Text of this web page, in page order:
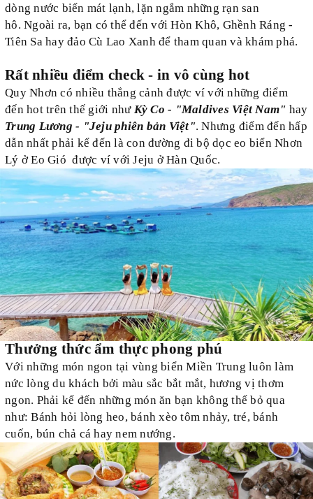
dòng nước biển mát lạnh, lặn ngắm những rạn san
hô. Ngoài ra, bạn có thể đếnvớiHòn Khô, Ghềnh Ráng -
Tiên Sa hay đảo Cù Lao Xanh để tham quan và khám phá.
Rất nhiều điểm check - in vô cùng hot
Quy Nhơn có nhiều thắng cảnh được ví với những điểm
đến hot trên thế giới như Kỳ Co - "Maldives Việt Nam" hay
Trung Lương - "Jeju phiên bản Việt".Nhưng điểm đến hấp
dẫn nhất phải kể đến là con đường đi bộ dọc eo biển Nhơn
Lý ở Eo Gió được ví với Jeju ở Hàn Quốc.
Thưởng thức ẩm thực phong phú
Với những món ngon tại vùng biểnMiền Trung luôn làm
nức lòng du khách bởi màu sắc bắt mắt, hương vị thơm
ngon. Phải kể đến những món ăn bạn không thể bỏ qua
như: Bánh hỏi lòng heo, bánh xèo tôm nhảy, tré, bánh
cuốn, bún chả cá hay nem nướng.